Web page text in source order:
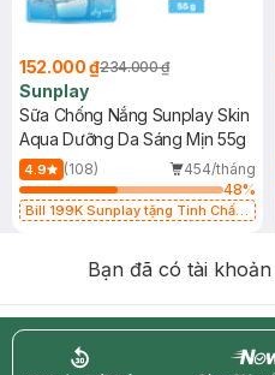
152.000 ₫234.000 ₫
Sunplay
Sữa Chống Nắng Sunplay Skin
Aqua Dưỡng Da Sáng Mịn 55g
4.9 (108)
454/tháng
48%
Bill 199K Sunplay tặng Tinh Chất
Bạn đã có tài khoản